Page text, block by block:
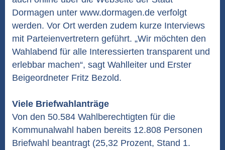
Dormagen unter www.dormagen.de verfolgt
werden. Vor Ort werden zudem kurze Interviews
mit Parteienvertretern geführt. „Wir möchten den
Wahlabend für alle Interessierten transparent und
erlebbar machen“, sagt Wahlleiter und Erster
Beigeordneter Fritz Bezold.
Viele Briefwahlanträge
Von den 50.584 Wahlberechtigten für die
Kommunalwahl haben bereits 12.808 Personen
Briefwahl beantragt (25,32 Prozent, Stand 1.